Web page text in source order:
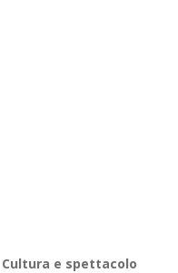
Cultura e spettacolo